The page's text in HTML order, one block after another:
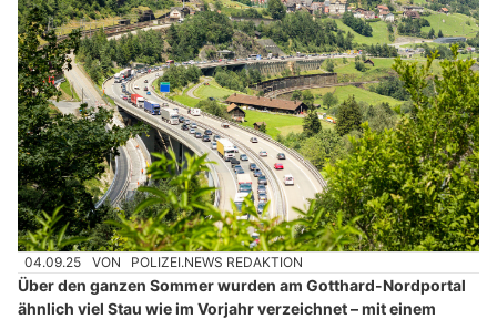
04.09.25 VON POLIZEI.NEWS REDAKTION
Über den ganzen Sommer wurden am Gotthard-Nordportal
ähnlich viel Stau wie im Vorjahr verzeichnet – mit einem